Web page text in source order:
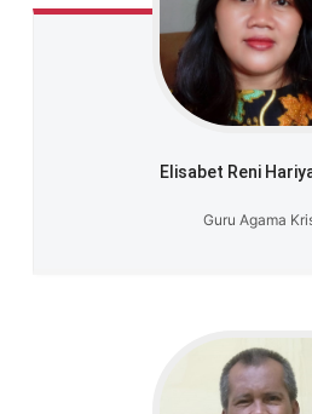
Elisabet Reni
Guru Agama